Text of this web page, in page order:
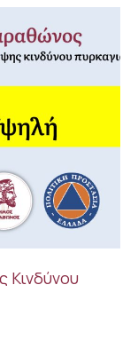
Κινδύνου